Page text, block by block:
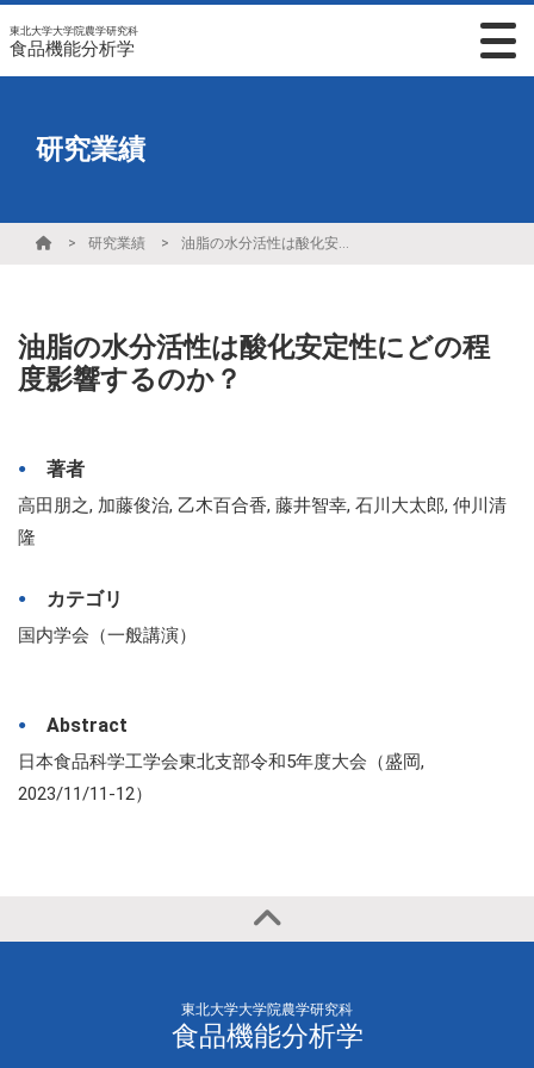
東北大学大学院農学研究科
食品機能分析学
研究業績
研究業績 油脂の水分活性は酸化安定性にどの程度影響するのか？
油脂の水分活性は酸化安定性にどの程
度影響するのか？
著者
高田朋之, 加藤俊治, 乙木百合香, 藤井智幸, 石川大太郎, 仲川清
隆
カテゴリ
国内学会（一般講演）
Abstract
日本食品科学工学会東北支部令和5年度大会（盛岡,
2023/11/11-12）
東北大学大学院農学研究科
食品機能分析学